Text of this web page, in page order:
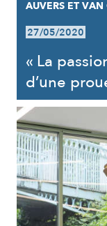
AUVERS ET VAN
27/05/2020
« La
d’une